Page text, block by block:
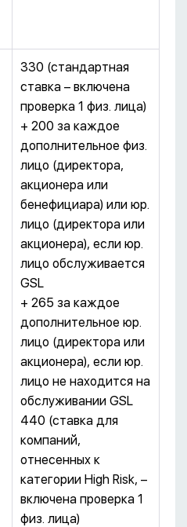
330 (стандартная
ставка – включена
проверка 1 физ. лица)
+ 200 за каждое
дополнительное физ.
лицо (директора,
акционера или
бенефициара) или юр.
лицо (директора или
акционера), если юр.
лицо обслуживается
GSL
+ 265 за каждое
дополнительное юр.
лицо (директора или
акционера), если юр.
лицо не находится на
обслуживании GSL
440 (ставка для
компаний,
отнесенных к
категории High Risk, –
включена проверка 1
физ. лица)